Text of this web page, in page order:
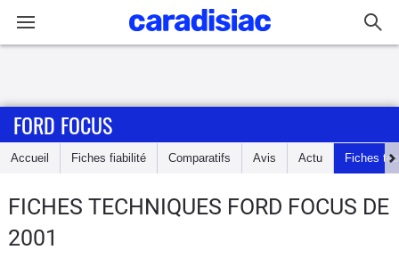
Accueil
Essais
FORD FOCUS
Accueil Fiches fiabilité Comparatifs Avis Actu Fiches
FICHES TECHNIQUES FORD FOCUS DE
2001